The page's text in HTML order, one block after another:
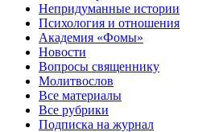
Непридуманные истории
Психология и отношения
Академия «Фомы»
Новости
Вопросы священнику
Молитвослов
Все материалы
Все рубрики
Подписка на журнал